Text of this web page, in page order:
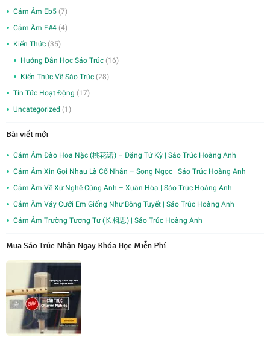
Cảm Âm Eb5 (7)
Cảm Âm F#4 (4)
Kiến Thức (35)
Hướng Dẫn Học Sáo Trúc (16)
Kiến Thức Về Sáo Trúc (28)
Tin Tức Hoạt Động (17)
Uncategorized (1)
Bài viết mới
Cảm Âm Đào Hoa Nặc (桃花诺) – Đặng Tử Kỳ | Sáo Trúc Hoàng Anh
Cảm Âm Xin Gọi Nhau Là Cố Nhân – Song Ngọc | Sáo Trúc Hoàng Anh
Cảm Âm Về Xứ Nghệ Cùng Anh – Xuân Hòa | Sáo Trúc Hoàng Anh
Cảm Âm Váy Cưới Em Giống Như Bông Tuyết | Sáo Trúc Hoàng Anh
Cảm Âm Trường Tương Tư (长相思) | Sáo Trúc Hoàng Anh
Mua Sáo Trúc Nhận Ngay Khóa Học Miễn Phí